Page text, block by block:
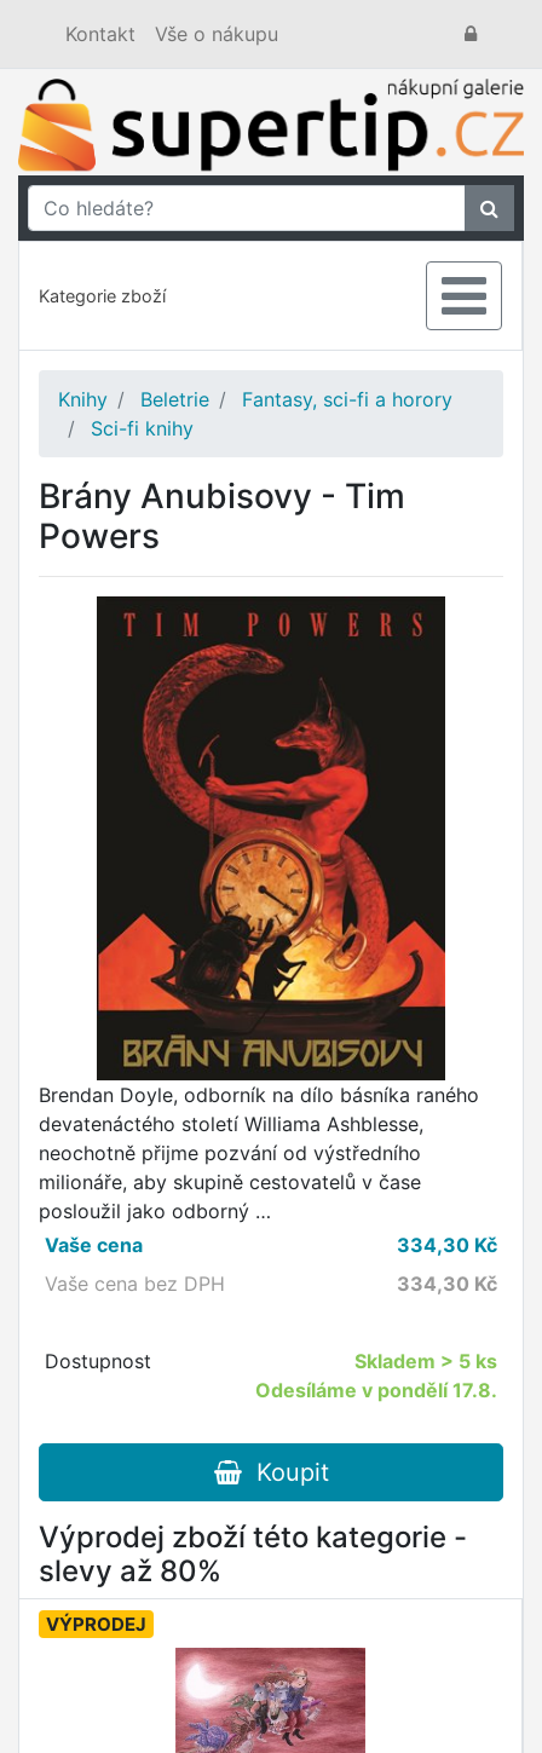
Kontakt Vše o nákupu
Kategorie zboží
Knihy Beletrie
Fantasy, sci-fi a horory
Sci-fi knihy
Brány Anubisovy - Tim
Powers
Brendan Doyle, odborník na dílo básníka raného
devatenáctého století Williama Ashblesse,
neochotně přijme pozvání od výstředního
milionáře, aby skupině cestovatelů v čase
posloužil jako odborný …
Vaše cena
334,30 Kč
Vaše cena bez DPH
334,30 Kč
Dostupnost Skladem > 5 ks
Odesíláme v pondělí 17.8.
Koupit
Výprodej zboží této kategorie -
slevy až 80%
VÝPRODEJ